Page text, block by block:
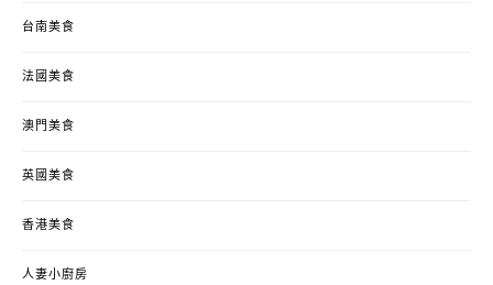
台南美食
法國美食
澳門美食
英國美食
香港美食
人妻小廚房